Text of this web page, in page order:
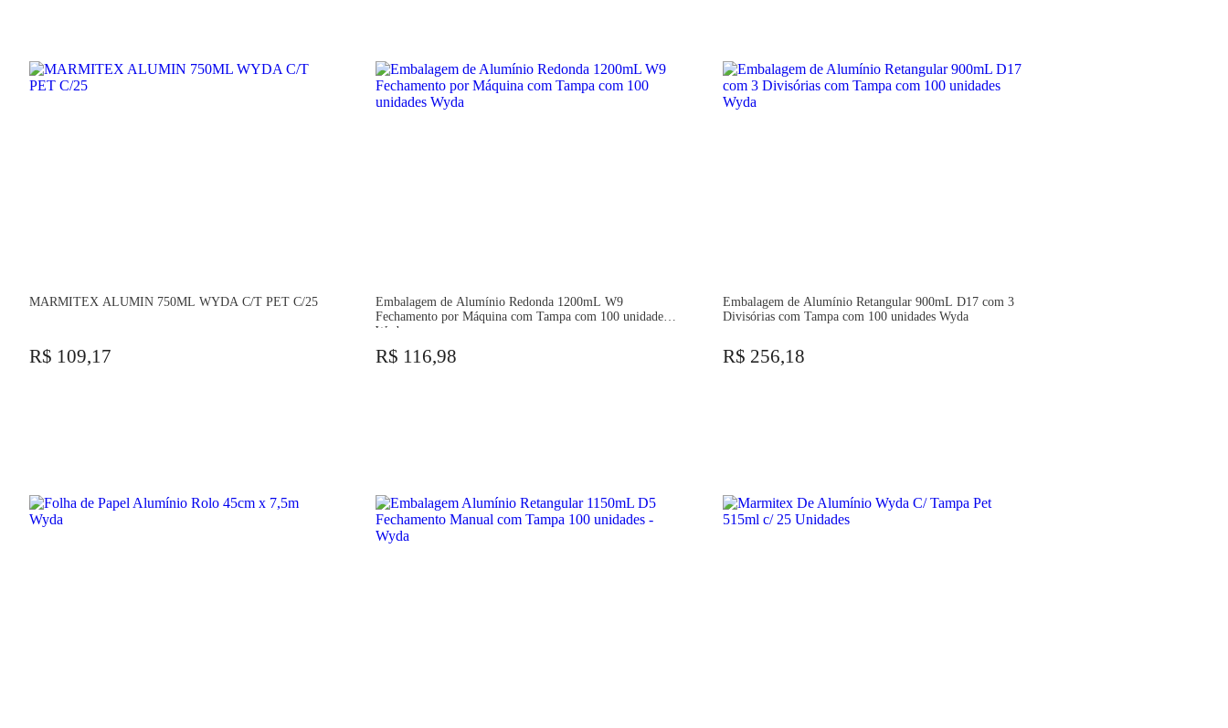
MARMITEX ALUMIN 750ML WYDA C/T PET C/25
R$ 109,17
Embalagem de Alumínio Redonda 1200mL W9
Fechamento por Máquina com Tampa com 100 unidades
Wyda
R$ 116,98
Embalagem de Alumínio Retangular 900mL D17 com 3
Divisórias com Tampa com 100 unidades Wyda
R$ 256,18